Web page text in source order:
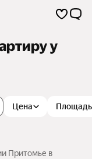
у
Цена Площадь
Притомье в